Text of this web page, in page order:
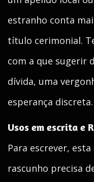
estranho conta
título cerimonial.
com a que sugerir
dívida, uma
esperança discreta.
Usos em escrita e
Para escrever,
rascunho precisa